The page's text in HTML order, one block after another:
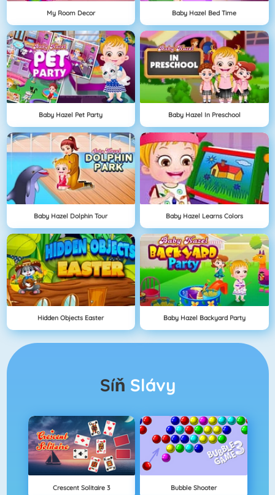
My Room Decor Baby Hazel Bed Time
Baby Hazel Pet Party Baby Hazel In Preschool
Baby Hazel Dolphin Tour Baby Hazel Learns Colors
Hidden Objects Easter Baby Hazel Backyard Party
Síň Slávy
Crescent Solitaire 3 Bubble Shooter